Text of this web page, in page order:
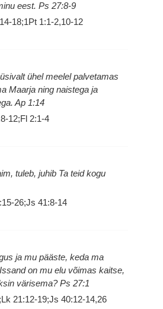
eest. Ps 27:8-9
18;1Pt 1:1-2,10-12
ühel meelel palvetamas
Maarja ning naistega ja
Ap 1:14
12;Fl 2:1-4
tuleb, juhib Ta teid kogu
26;Js 41:8-14
ja mu pääste, keda ma
on mu elu võimas kaitse,
värisema? Ps 27:1
21:12-19;Js 40:12-14,26